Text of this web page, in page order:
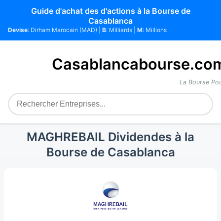
Guide d'achat des d'actions à la Bourse de
Casablanca
Devise: Dirham Marocain (MAD) | B: Milliards | M: Millions
La Bourse
MAGHREBAIL Dividendes à la
Bourse de Casablanca